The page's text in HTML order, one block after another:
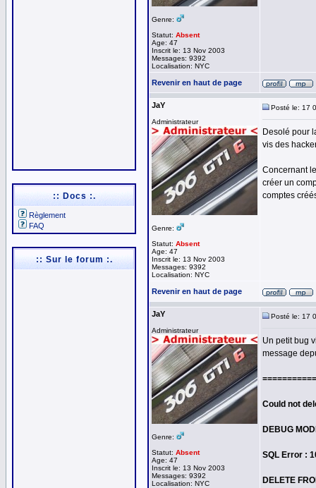
:: Docs :.
Règlement
FAQ
:: Sur le forum :.
Genre:
Statut: Absent
Age: 47
Inscrit le: 13 Nov 2003
Messages: 9392
Localisation: NYC
Revenir en haut de page
JaY
Administrateur
Genre:
Statut: Absent
Age: 47
Inscrit le: 13 Nov 2003
Messages: 9392
Localisation: NYC
Posté le: 17
Desolé pour
vis des
Concernant
créer un
comptes
Revenir en haut de page
JaY
Administrateur
Genre:
Statut: Absent
Age: 47
Inscrit le: 13 Nov 2003
Messages: 9392
Localisation: NYC
Posté le: 17
Un petit bug
message
Could not
DEBUG
SQL Error :
DELETE